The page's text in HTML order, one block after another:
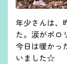
年少さんは、
た。涙がポロ
今日は暖かっ
いました☆